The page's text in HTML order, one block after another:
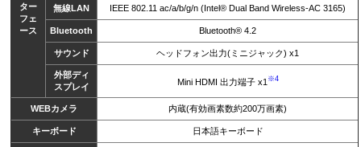
ター
フェ
ース
無線LAN IEEE 802.11 ac/a/b/g/n (Intel® Dual Band Wireless-AC 3165)
Bluetooth Bluetooth® 4.2
サウンド ヘッドフォン出力(ミニジャック) x1
外部ディ
スプレイ
Mini HDMI 出力端子 x1 ※4
WEBカメラ 内蔵(有効画素数約200万画素)
キーボード 日本語キーボード